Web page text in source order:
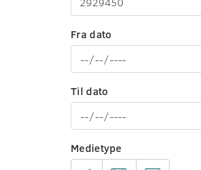
Fra dato
Til dato
Medietype